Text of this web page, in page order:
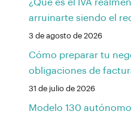
¿Qué es el IVA
arruinarte siendo el
3 de agosto de 2026
Cómo preparar tu
obligaciones de
31 de julio de 2026
Modelo 130